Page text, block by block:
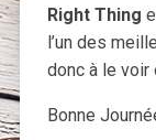
Right Thing
l’un des
donc à le voir
Bonne